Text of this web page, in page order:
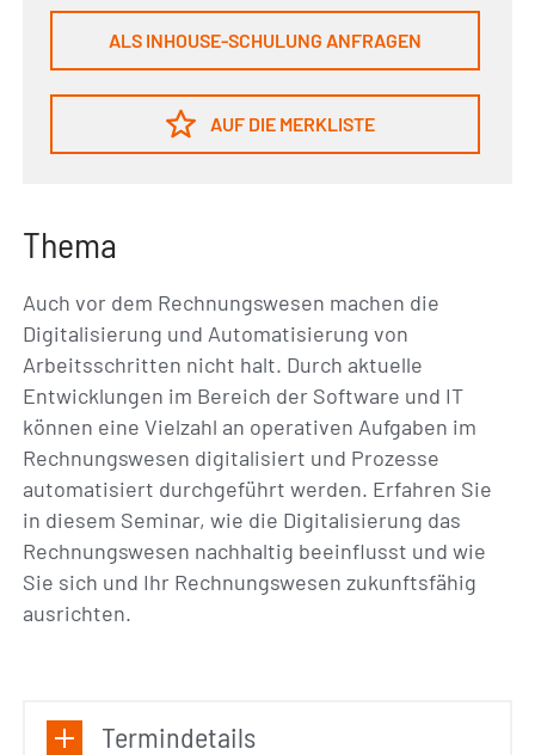
ALS INHOUSE-SCHULUNG ANFRAGEN
AUF DIE MERKLISTE
Thema
Auch vor dem Rechnungswesen machen die
Digitalisierung und Automatisierung von
Arbeitsschritten nicht halt. Durch aktuelle
Entwicklungen im Bereich der Software und IT
können eine Vielzahl an operativen Aufgaben im
Rechnungswesen digitalisiert und Prozesse
automatisiert durchgeführt werden. Erfahren Sie
in diesem Seminar, wie die Digitalisierung das
Rechnungswesen nachhaltig beeinflusst und wie
Sie sich und Ihr Rechnungswesen zukunftsfähig
ausrichten.
Termindetails